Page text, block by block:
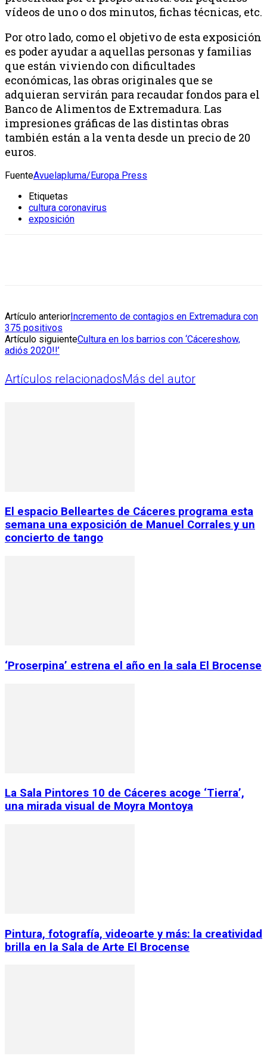
vídeos de uno o dos minutos, fichas técnicas, etc.
Por otro lado, como el objetivo de esta exposición
es poder ayudar a aquellas personas y familias
que están viviendo con dificultades
económicas, las obras originales que se
adquieran servirán para recaudar fondos para el
Banco de Alimentos de Extremadura. Las
impresiones gráficas de las distintas obras
también están a la venta desde un precio de 20
euros.
FuenteAvuelapluma/Europa Press
Etiquetas
cultura coronavirus
exposición
Artículo anteriorIncremento de contagios en Extremadura con
375 positivos
Artículo siguienteCultura en los barrios con ‘Cácereshow,
adiós 2020!!’
Artículos relacionadosMás del autor
El espacio Belleartes de Cáceres programa esta
semana una exposición de Manuel Corrales y un
concierto de tango
‘Proserpina’ estrena el año en la sala El Brocense
La Sala Pintores 10 de Cáceres acoge ‘Tierra’,
una mirada visual de Moyra Montoya
Pintura, fotografía, videoarte y más: la creatividad
brilla en la Sala de Arte El Brocense